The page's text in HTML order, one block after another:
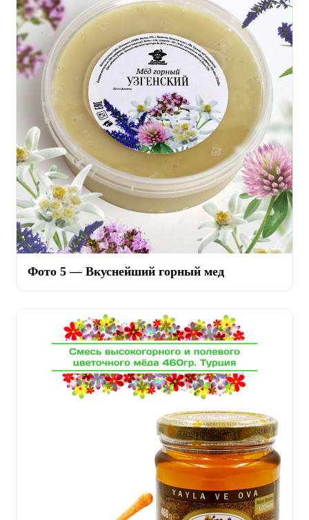
Фото 5 — Вкуснейший горный мед